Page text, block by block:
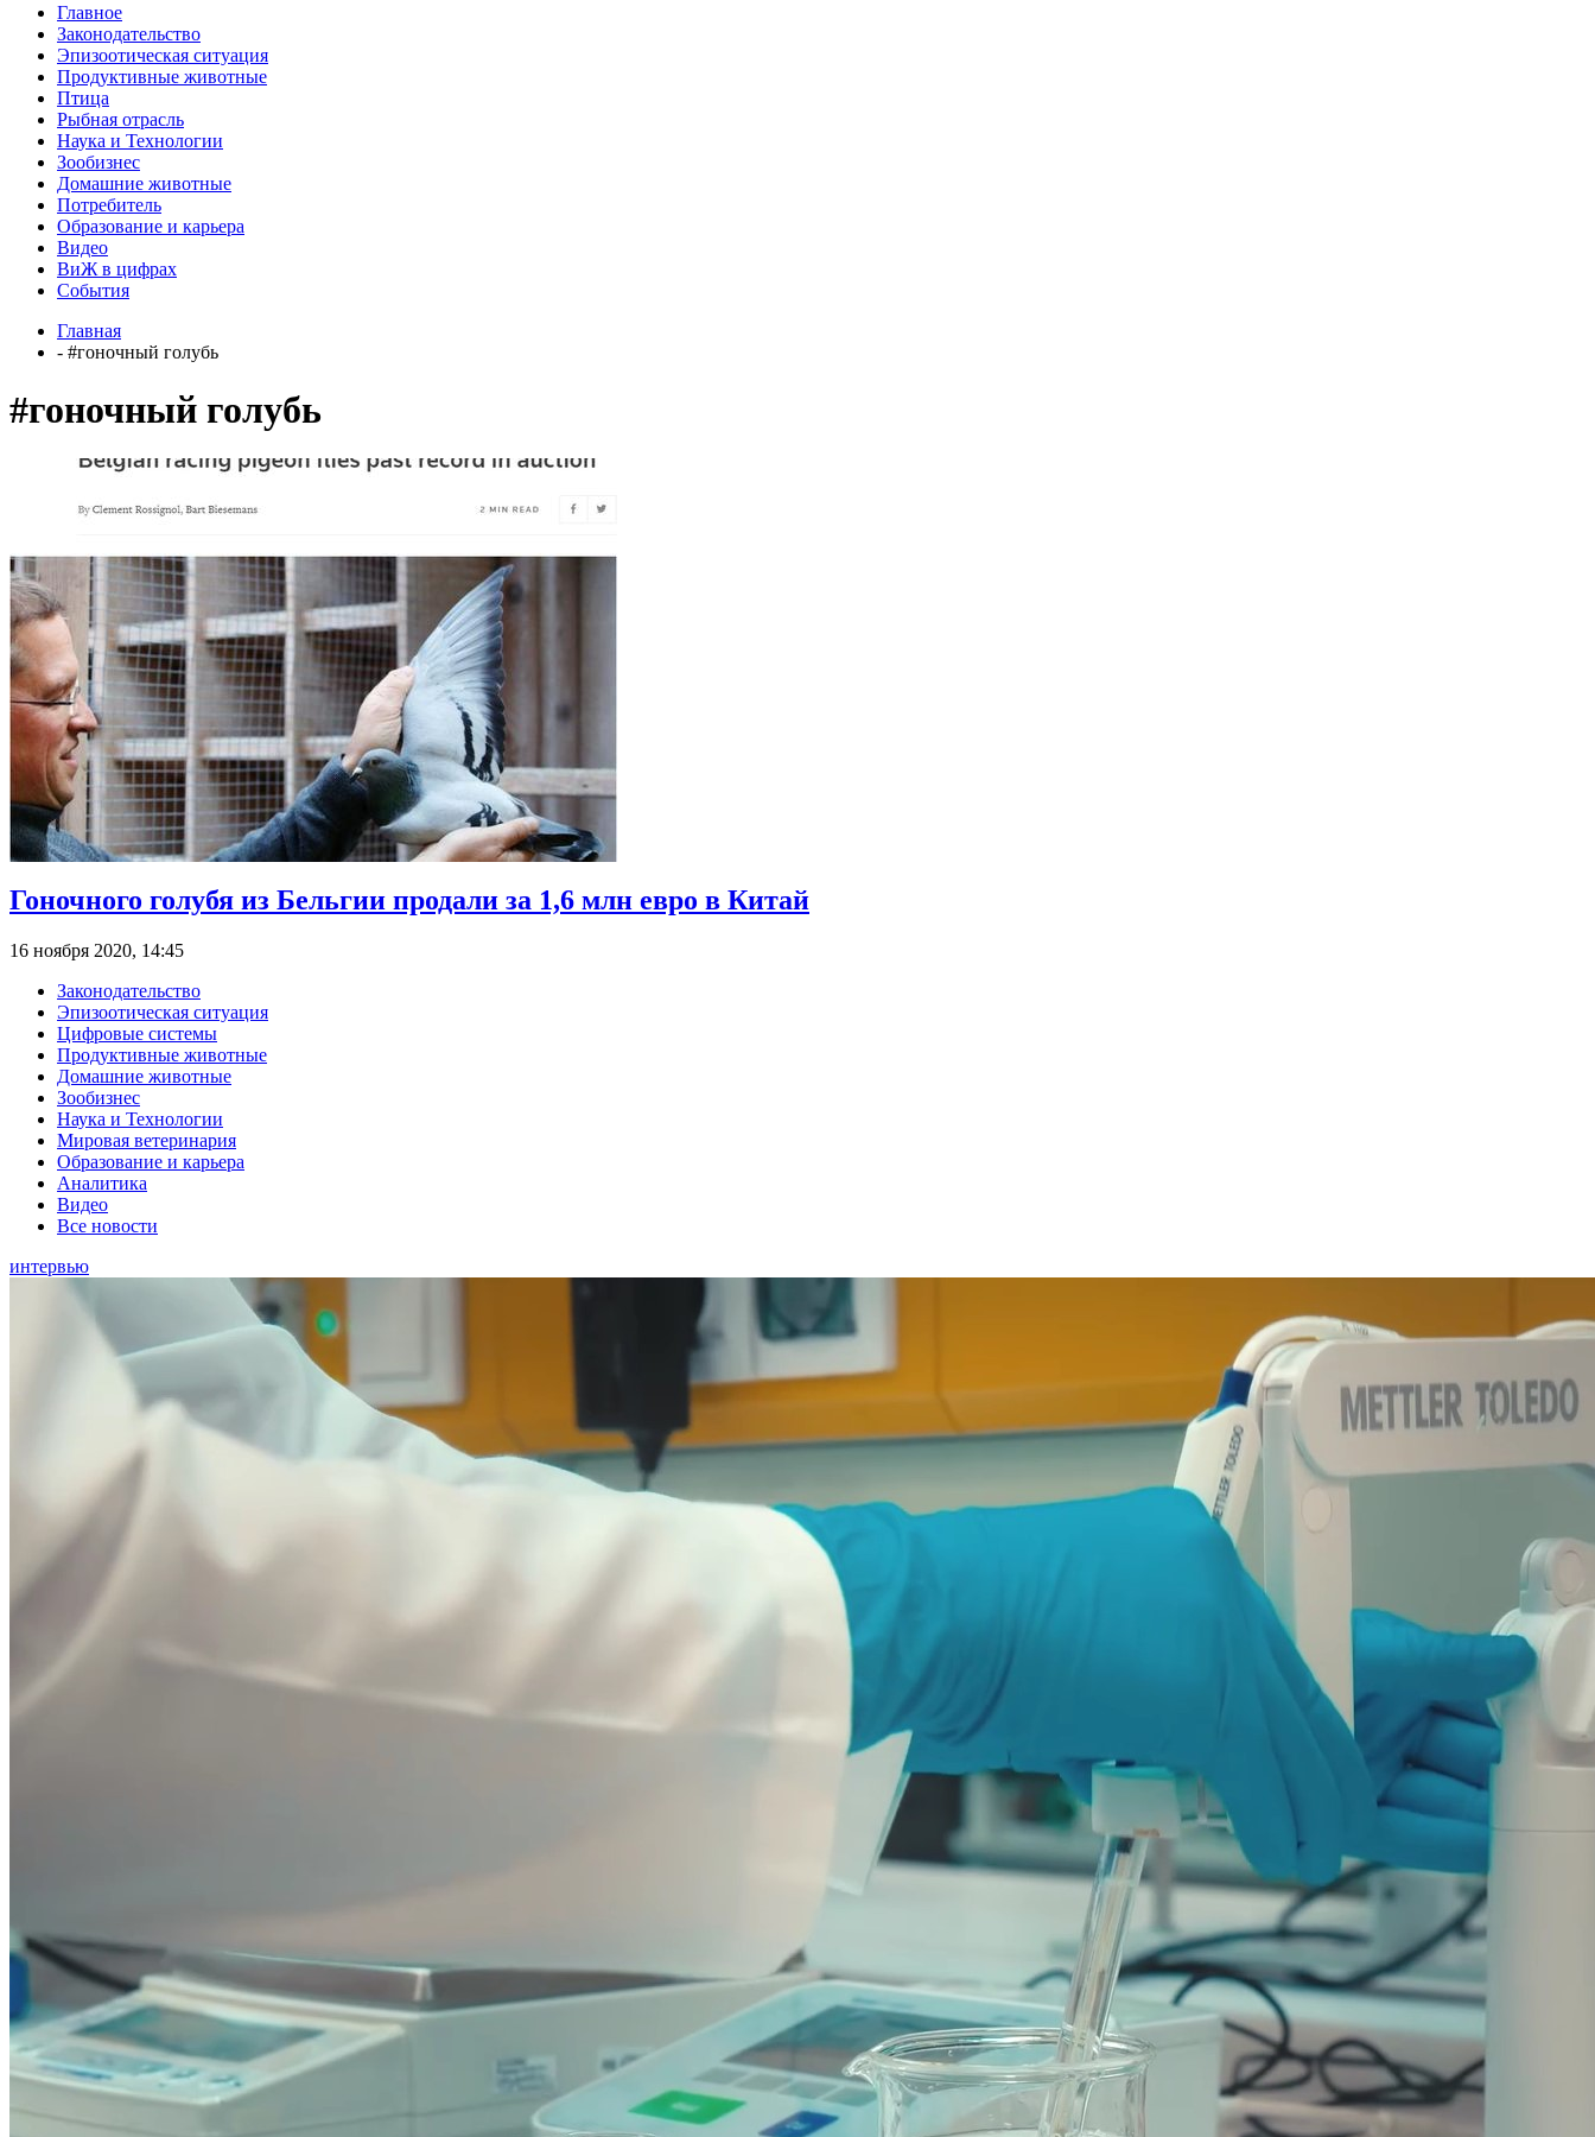
Главное
Законодательство
Эпизоотическая ситуация
Продуктивные животные
Птица
Рыбная отрасль
Наука и Технологии
Зообизнес
Домашние животные
Потребитель
Образование и карьера
Видео
ВиЖ в цифрах
События
Главная
- #гоночный голубь
#гоночный голубь
Гоночного голубя из Бельгии продали за 1,6 млн евро в Китай
16 ноября 2020, 14:45
Законодательство
Эпизоотическая ситуация
Цифровые системы
Продуктивные животные
Домашние животные
Зообизнес
Наука и Технологии
Мировая ветеринария
Образование и карьера
Аналитика
Видео
Все новости
интервью